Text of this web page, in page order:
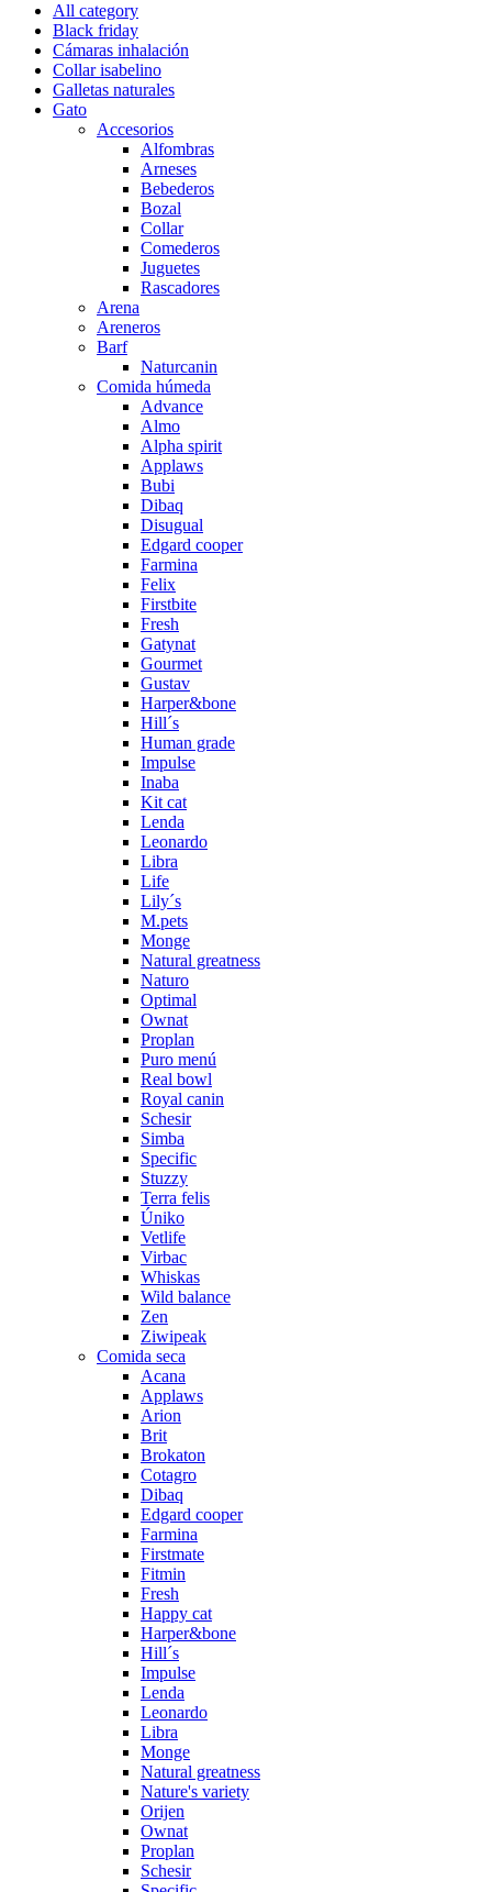
All category
Black friday
Cámaras inhalación
Collar isabelino
Galletas naturales
Gato
Accesorios
Alfombras
Arneses
Bebederos
Bozal
Collar
Comederos
Juguetes
Rascadores
Arena
Areneros
Barf
Naturcanin
Comida húmeda
Advance
Almo
Alpha spirit
Applaws
Bubi
Dibaq
Disugual
Edgard cooper
Farmina
Felix
Firstbite
Fresh
Gatynat
Gourmet
Gustav
Harper&bone
Hill´s
Human grade
Impulse
Inaba
Kit cat
Lenda
Leonardo
Libra
Life
Lily´s
M.pets
Monge
Natural greatness
Naturo
Optimal
Ownat
Proplan
Puro menú
Real bowl
Royal canin
Schesir
Simba
Specific
Stuzzy
Terra felis
Úniko
Vetlife
Virbac
Whiskas
Wild balance
Zen
Ziwipeak
Comida seca
Acana
Applaws
Arion
Brit
Brokaton
Cotagro
Dibaq
Edgard cooper
Farmina
Firstmate
Fitmin
Fresh
Happy cat
Harper&bone
Hill´s
Impulse
Lenda
Leonardo
Libra
Monge
Natural greatness
Nature's variety
Orijen
Ownat
Proplan
Schesir